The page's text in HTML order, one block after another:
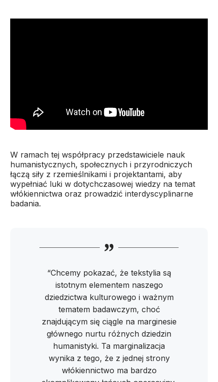
W ramach tej współpracy przedstawiciele nauk
humanistycznych, społecznych i przyrodniczych
łączą siły z rzemieślnikami i projektantami, aby
wypełniać luki w dotychczasowej wiedzy na temat
włókiennictwa oraz prowadzić interdyscyplinarne
badania.
“Chcemy pokazać, że tekstylia są
istotnym elementem naszego
dziedzictwa kulturowego i ważnym
tematem badawczym, choć
znajdującym się ciągle na marginesie
głównego nurtu różnych dziedzin
humanistyki. Ta marginalizacja
wynika z tego, że z jednej strony
włókiennictwo ma bardzo